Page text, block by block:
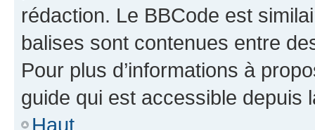
rédaction. Le BBCode est
balises sont contenues entre
Pour plus d’informations à
guide qui est accessible depuis
Haut